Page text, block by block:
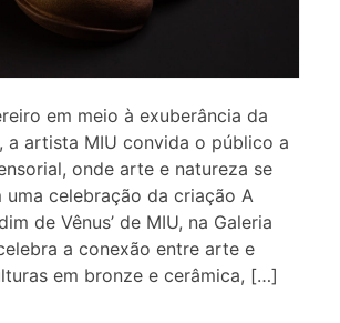
em meio à exuberância da
a artista MIU convida o público a
onde arte e natureza se
uma celebração da criação A
de Vênus’ de MIU, na Galeria
a conexão entre arte e
em bronze e cerâmica, […]